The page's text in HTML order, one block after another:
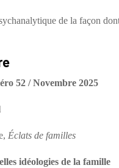
de la façon
52 / Novembre 2025
Éclats de familles
idéologies de la famille